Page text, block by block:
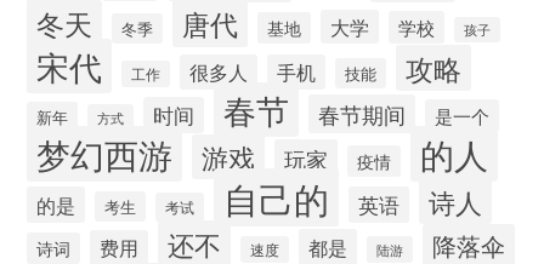
冬天 冬季 唐代 基地 大学 学校 孩子
宋代 工作 很多人 手机 技能 攻略
新年 方式 时间 春节 春节期间 是一个
梦幻西游 游戏 玩家 疫情 的人
的是 考生 考试 自己的 英语 诗人
诗词 费用 还不 速度 都是 陆游 降落伞